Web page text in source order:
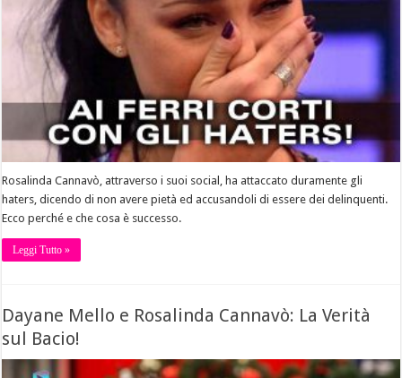
Rosalinda Cannavò, attraverso i suoi social, ha attaccato duramente gli
haters, dicendo di non avere pietà ed accusandoli di essere dei delinquenti.
Ecco perché e che cosa è successo.
Leggi Tutto »
Dayane Mello e Rosalinda Cannavò: La Verità
sul Bacio!